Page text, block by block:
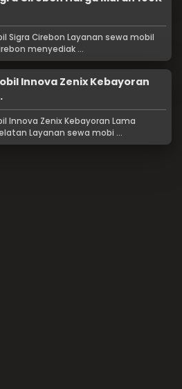
Sigra Cirebon Layanan sewa mobil
menyediak ...
Innova Zenix Kebayoran
Innova Zenix Kebayoran Lama
Layanan sewa mobi ...